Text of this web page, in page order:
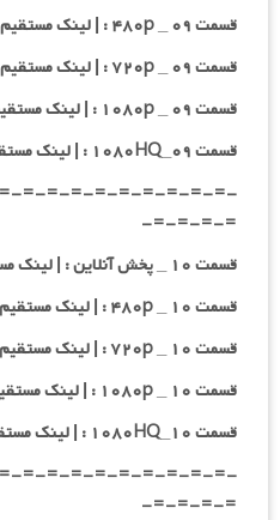
قسمت ۰۹ _ ۴۸۰p : | لینک مستقیم |
قسمت ۰۹ _ ۷۲۰p : | لینک مستقیم |
قسمت ۰۹ _ ۱۰۸۰p : | لینک مستقیم |
قسمت ۰۹_۱۰۸۰HQ : | لینک مستقیم |
=- =-=-=-=-=-=-=-=-
=-=-=-=-
قسمت ۱۰ _ پخش آنلاین : | لینک مستقیم |
قسمت ۱۰ _ ۴۸۰p : | لینک مستقیم |
قسمت ۱۰ _ ۷۲۰p : | لینک مستقیم |
قسمت ۱۰ _ ۱۰۸۰p : | لینک مستقیم |
قسمت ۱۰_۱۰۸۰HQ : | لینک مستقیم |
=- =-=-=-=-=-=-=-=-
=-=-=-=-